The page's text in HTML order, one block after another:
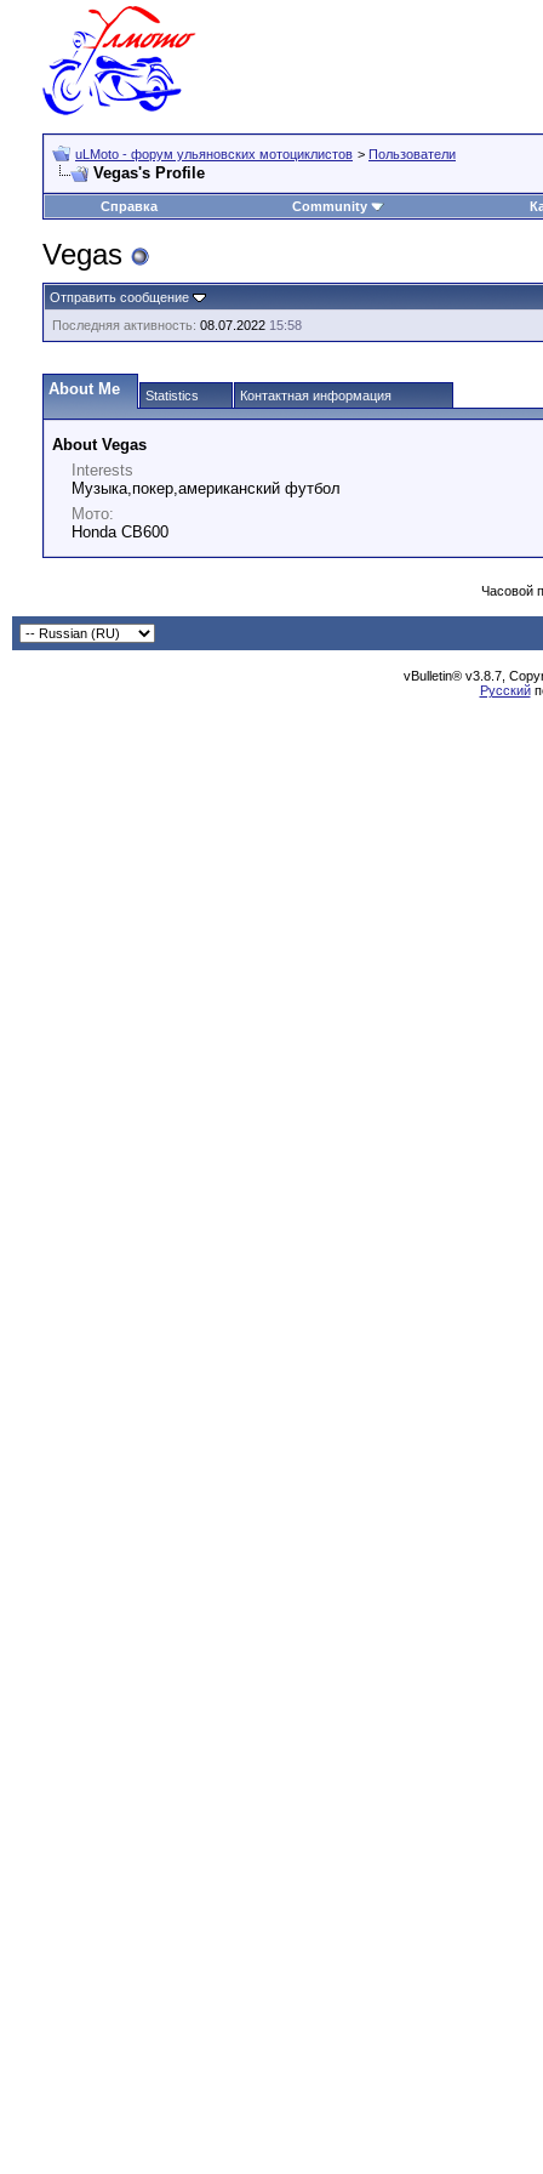
uLMoto - форум ульяновских мотоциклистов > Пользователи
Vegas's Profile
Справка Community
Vegas
Отправить сообщение
Последняя активность: 08.07.2022 15:58
About Me Statistics Контактная информация
About Vegas
Interests
Музыка,покер,американский футбол
Мото:
Honda CB600
Часовой
vBulletin® v3.8.7,
Русский